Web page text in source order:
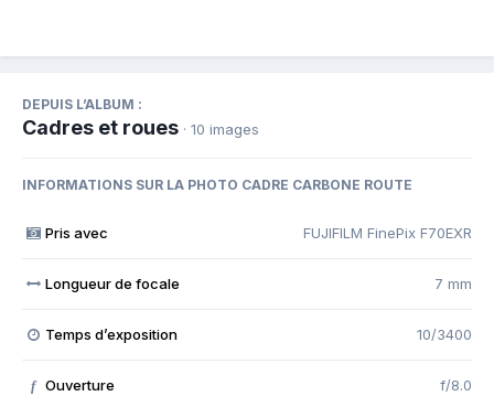
DEPUIS L’ALBUM :
Cadres et roues · 10 images
INFORMATIONS SUR LA PHOTO CADRE CARBONE ROUTE
Pris avec FUJIFILM FinePix F70EXR
Longueur de focale 7 mm
Temps d’exposition 10/3400
f Ouverture f/8.0